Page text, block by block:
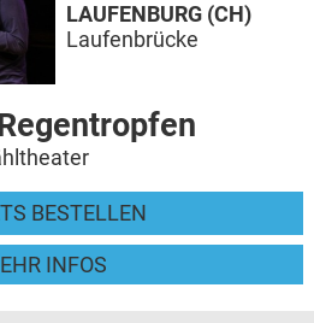
BESTELLEN
INFOS
LAUFENBURG (CH)
Laufenbrücke